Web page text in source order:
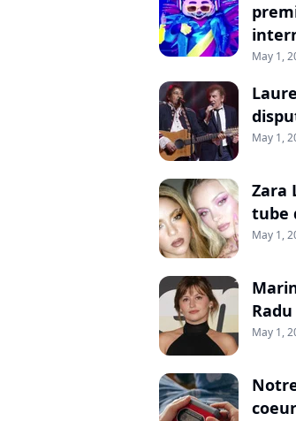
May 1,
May 1,
Zara
tube
May 1,
Radu
May 1,